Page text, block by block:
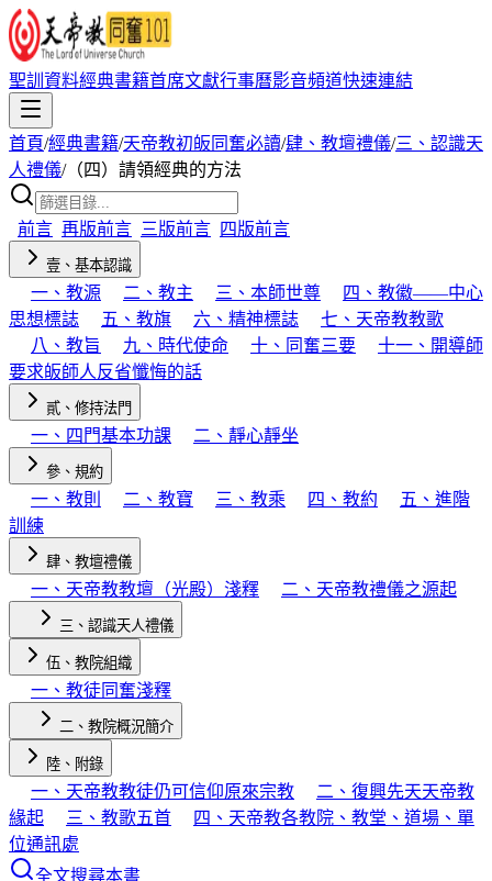
聖訓資料經典書籍首席文獻行事曆影音頻道快速連結
首頁/經典書籍/天帝教初皈同奮必讀/肆、教壇禮儀/三、認識天
人禮儀/（四）請領經典的方法
前言 再版前言 三版前言 四版前言
壹、基本認識
一、教源 二、教主 三、本師世尊
四、教徽——中心
思想標誌
五、教旗 六、精神標誌
七、天帝教教歌
八、教旨
九、時代使命 十、同奮三要
十一、開導師
要求皈師人反省懺悔的話
貳、修持法門
一、四門基本功課 二、靜心靜坐
參、規約
一、教則 二、教寶 三、教乘 四、教約
五、進階
訓練
肆、教壇禮儀
一、天帝教教壇（光殿）淺釋 二、天帝教禮儀之源起
三、認識天人禮儀
伍、教院組織
一、教徒同奮淺釋
二、教院概況簡介
陸、附錄
一、天帝教教徒仍可信仰原來宗教
二、復興先天天帝教
緣起
三、教歌五首
四、天帝教各教院、教堂、道場、單
位通訊處
全文搜尋本書